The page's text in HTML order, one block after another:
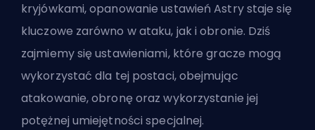
kryjówkami, opanowanie ustawień Astry staje się
kluczowe zarówno w ataku, jak i obronie. Dziś
zajmiemy się ustawieniami, które gracze mogą
wykorzystać dla tej postaci, obejmując
atakowanie, obronę oraz wykorzystanie jej
potężnej umiejętności specjalnej.